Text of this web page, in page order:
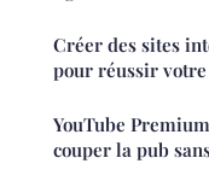
Créer des sites
pour réussir
YouTube
couper la pub